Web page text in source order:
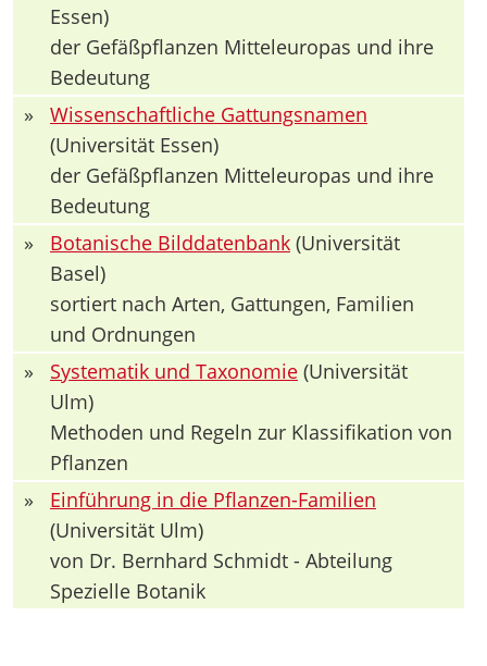
Essen)
der Gefäßpflanzen Mitteleuropas und ihre
Bedeutung
»
Wissenschaftliche Gattungsnamen
(Universität Essen)
der Gefäßpflanzen Mitteleuropas und ihre
Bedeutung
»
Botanische Bilddatenbank (Universität
Basel)
sortiert nach Arten, Gattungen, Familien
und Ordnungen
»
Systematik und Taxonomie (Universität
Ulm)
Methoden und Regeln zur Klassifikation von
Pflanzen
»
Einführung in die Pflanzen-Familien
(Universität Ulm)
von Dr. Bernhard Schmidt - Abteilung
Spezielle Botanik